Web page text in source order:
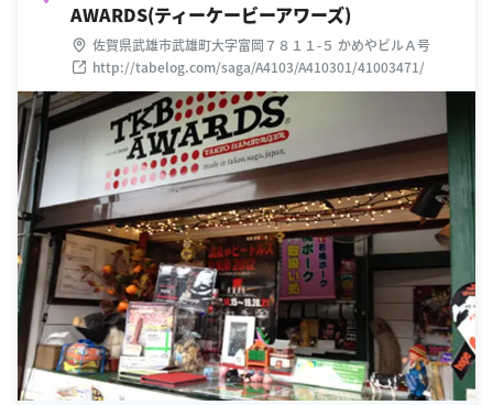
AWARDS(ティーケービーアワーズ)
佐賀県武雄市武雄町大字富岡７８１１-５ かめやビルＡ号
http://tabelog.com/saga/A4103/A410301/41003471/